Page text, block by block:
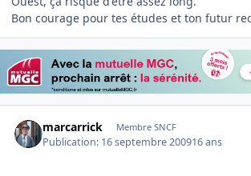
Bon courage pour tes études et ton futur
marcarrick Membre SNCF
Publication: 16 septembre 200916 ans